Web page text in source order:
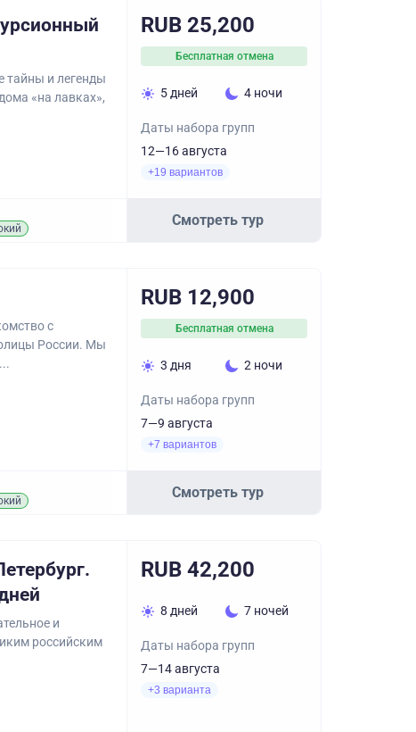
тайны и легенды
«на лавках»,
RUB 25,200
Бесплатная отмена
5 дней 4 ночи
Даты набора групп
12—16 августа
+19 вариантов
Смотреть тур
с
России. Мы
RUB 12,900
Бесплатная отмена
3 дня 2 ночи
Даты набора групп
7—9 августа
+7 вариантов
Смотреть тур
и
российским
RUB 42,200
8 дней 7 ночей
Даты набора групп
7—14 августа
+3 варианта